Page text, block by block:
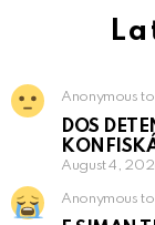
Anonymous to
DOS
August 4,
Anonymous to